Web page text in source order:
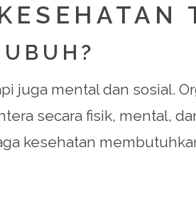
juga mental dan sosial.
secara fisik, mental,
kesehatan